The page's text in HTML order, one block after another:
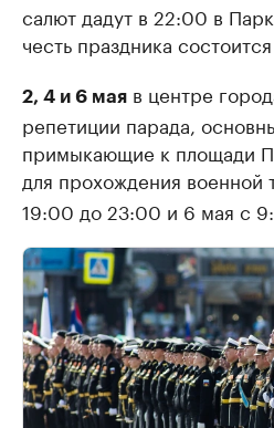
салют дадут в 22:00 в
честь праздника
2, 4 и 6 мая в центре
репетиции парада,
примыкающие к площади
для прохождения военной
19:00 до 23:00 и 6 мая с